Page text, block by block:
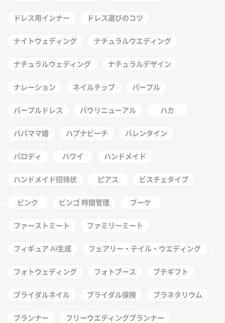
ドレス用インナー ドレス選びのコツ
ナイトウェディング ナチュラルウエディング
ナチュラルウェディング ナチュラルデザイン
ナレーション ネイルチップ パープル
パープルドレス バウリニューアル ハカ
パパママ婚 ハプナビーチ バレンタイン
パロディ ハワイ ハンドメイド
ハンドメイド招待状 ピアス ビスチェタイプ
ピンク ビンゴ 時間管理 ブーケ
ファーストミート ファミリーミート
フィギュア AI生成 フェアリー・テイル・ウエディング
フォトウェディング フォトブース プチギフト
ブライダルネイル ブライダル保険 プラネタリウム
プランナー フリーウエディングプランナー